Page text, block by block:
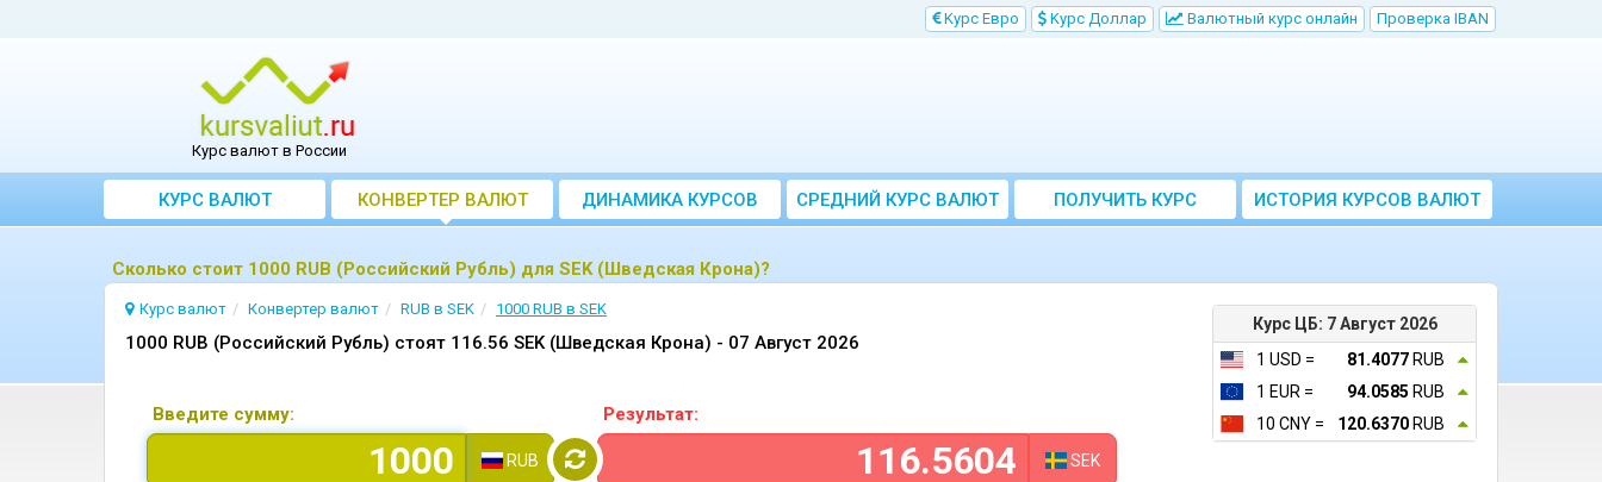
Kурс Евро Kурс Доллар Bалютный курс онлайн Проверка IBAN
Курс валют в России
КУРС ВАЛЮТ КОНВЕРТЕР ВАЛЮТ ДИНАМИКА КУРСОВ
CРЕДНИЙ КУРС ВАЛЮТ
ЗА МЕСЯЦ
ПОЛУЧИТЬ КУРС
ВАЛЮТ ЦБ
ИСТОРИЯ КУРСОВ ВАЛЮТ
ЦБ РФ
Сколько стоит 1000 RUB (Российский Рубль) для SEK (Шведская Крона)?
Курс ЦБ: 7 Август 2026
1 USD =
81.4077 RUB
1 EUR =
94.0585 RUB
10 CNY =
120.6370 RUB
Курс валют Конвертер валют RUB в SEK 1000 RUB в SEK
1000 RUB (Российский Рубль) стоят 116.56 SEK (Шведская Крона) - 07 Август 2026
Введите сумму:
RUB
Результат:
SEK